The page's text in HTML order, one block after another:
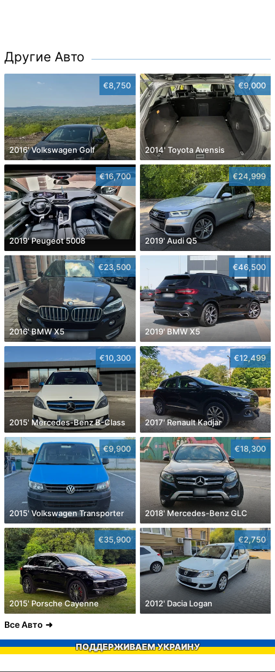
Другие Авто
€8,750
2016' Volkswagen Golf
€9,000
2014' Toyota Avensis
€16,700
2019' Peugeot 5008
€24,999
2019' Audi Q5
€23,500
2016' BMW X5
€46,500
2019' BMW X5
€10,300
2015' Mercedes-Benz B-Class
€12,499
2017' Renault Kadjar
€9,900
2015' Volkswagen Transporter
€18,300
2018' Mercedes-Benz GLC
€35,900
2015' Porsche Cayenne
€2,750
2012' Dacia Logan
Все Авто
ПОДДЕРЖИВАЕМ УКРАИНУ